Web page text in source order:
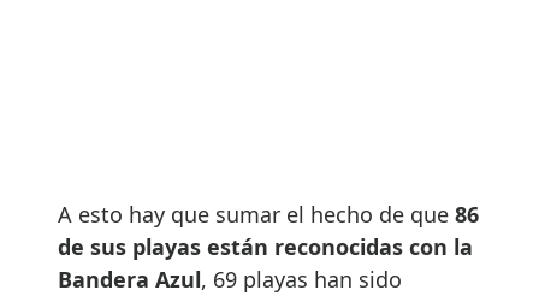
A esto hay que sumar el hecho de que 86
de sus playas están reconocidas con la
Bandera Azul, 69 playas han sido